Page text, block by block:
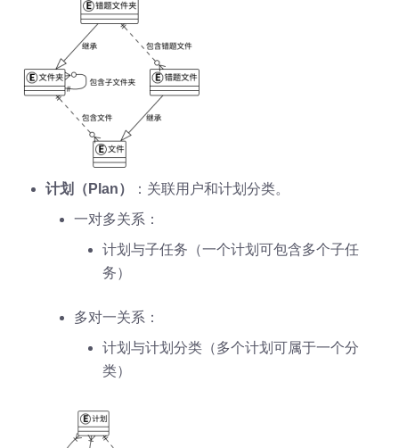
计划（Plan）
：关联用户和计划分类。
一对多关系：
计划与子任务（一个计划可包含多个子任
务）
多对一关系：
计划与计划分类（多个计划可属于一个分
类）